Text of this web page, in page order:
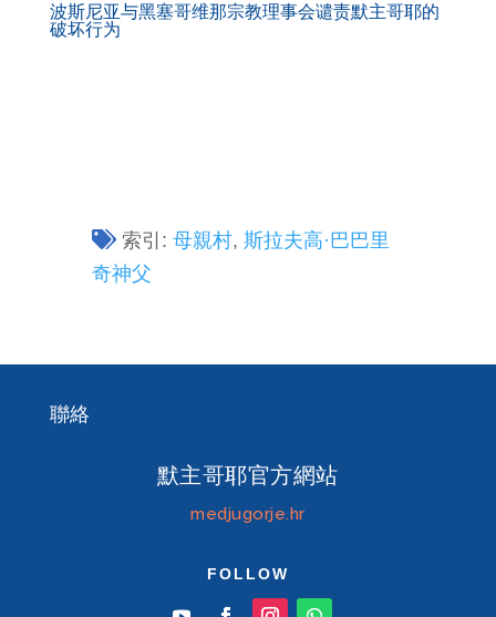
波斯尼亚与黑塞哥维那宗教理事会谴责默主哥耶的
破坏行为
索引:母親村,斯拉夫高·巴巴里
奇神父
聯絡
默主哥耶官方網站
medjugorje.hr
FOLLOW